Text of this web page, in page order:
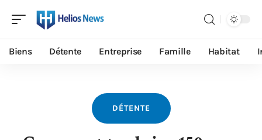
Biens Détente Entreprise Famille Habitat
DÉTENTE